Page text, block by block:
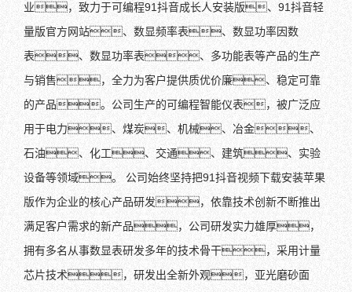
业，致力于可编程91抖音成长人安装版、91抖音轻
量版官方网站、数显频率表、数显功率因数
表、数显功率表、多功能表等产品的生产
与销售，全力为客户提供质优价廉、稳定可靠
的产品。公司生产的可编程智能仪表，被广泛应
用于电力、煤炭、机械、冶金、
石油、化工、交通、建筑、实验
设备等领域。 公司始终坚持把91抖音视频下载安装苹果
版作为企业的核心产品研发，依靠技术创新不断推出
满足客户需求的新产品，公司研发实力雄厚，
拥有多名从事数显表研发多年的技术骨干，采用计量
芯片技术，研发出全新外观，亚光磨砂面